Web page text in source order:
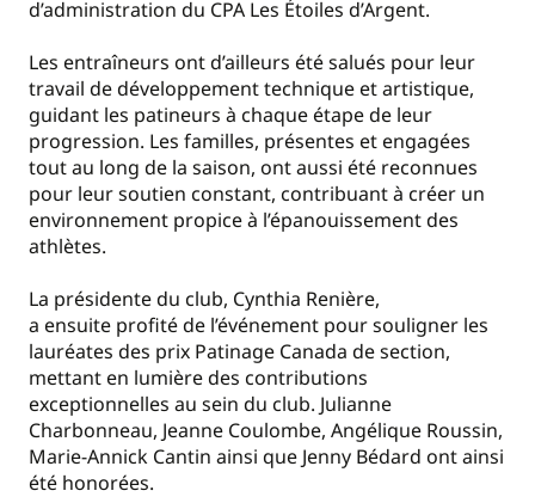
d’administration du CPA Les Étoiles d’Argent.
Les entraîneurs ont d’ailleurs été salués pour leur
travail de développement technique et artistique,
guidant les patineurs à chaque étape de leur
progression. Les familles, présentes et engagées
tout au long de la saison, ont aussi été reconnues
pour leur soutien constant, contribuant à créer un
environnement propice à l’épanouissement des
athlètes.
La présidente du club, Cynthia Renière,
a ensuite profité de l’événement pour souligner les
lauréates des prix Patinage Canada de section,
mettant en lumière des contributions
exceptionnelles au sein du club. Julianne
Charbonneau, Jeanne Coulombe, Angélique Roussin,
Marie-Annick Cantin ainsi que Jenny Bédard ont ainsi
été honorées.